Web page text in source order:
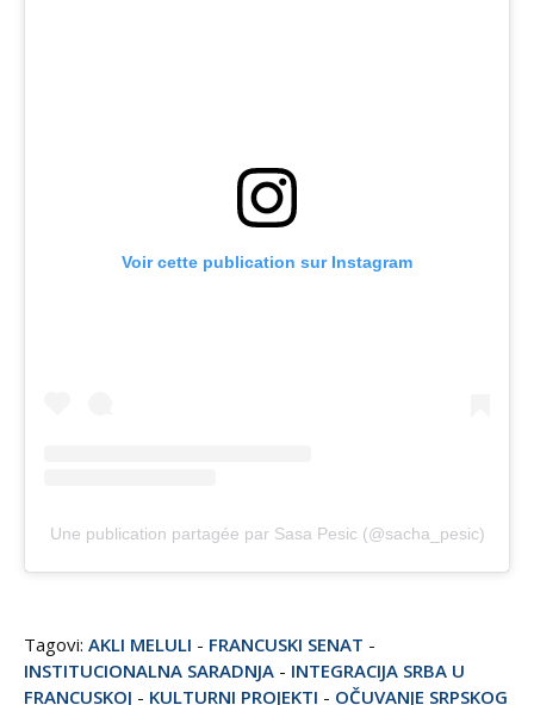
Voir cette publication sur Instagram
Une publication partagée par Sasa Pesic (@sacha_pesic)
Tagovi: AKLI MELULI - FRANCUSKI SENAT -
INSTITUCIONALNA SARADNJA - INTEGRACIJA SRBA U
FRANCUSKOJ - KULTURNI PROJEKTI - OČUVANJE SRPSKOG